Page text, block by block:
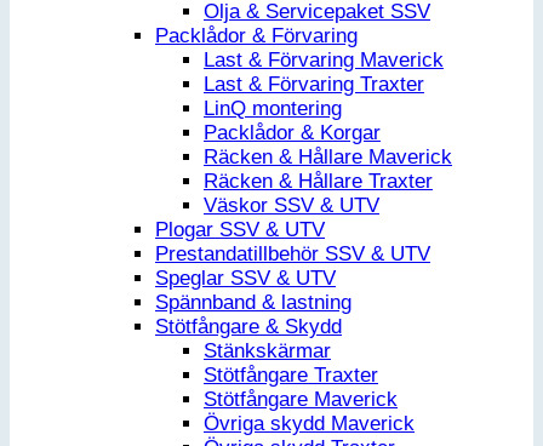
Olja & Servicepaket SSV
Packlådor & Förvaring
Last & Förvaring Maverick
Last & Förvaring Traxter
LinQ montering
Packlådor & Korgar
Räcken & Hållare Maverick
Räcken & Hållare Traxter
Väskor SSV & UTV
Plogar SSV & UTV
Prestandatillbehör SSV & UTV
Speglar SSV & UTV
Spännband & lastning
Stötfångare & Skydd
Stänkskärmar
Stötfångare Traxter
Stötfångare Maverick
Övriga skydd Maverick